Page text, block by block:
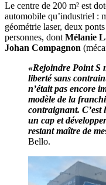
Le centre de 200 m² est
automobile qu’industriel :
géométrie laser, deux
personnes, dont Mélanie
Johan Compagnon
«Rejoindre Point S
liberté sans
n’était pas encore
modèle de la
contraignant.
un cap et
restant maître de
Bello.